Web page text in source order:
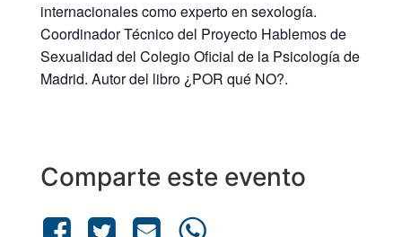
internacionales como experto en sexología.
Coordinador Técnico del Proyecto Hablemos de
Sexualidad del Colegio Oficial de la Psicología de
Madrid. Autor del libro ¿POR qué NO?.
Comparte este evento